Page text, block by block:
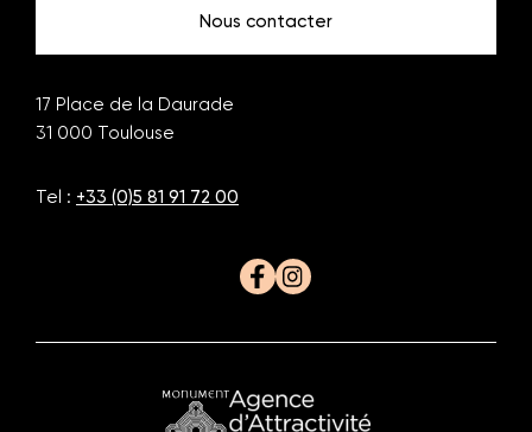
Nous contacter
17 Place de la Daurade
31 000 Toulouse
Tel : +33 (0)5 81 91 72 00
FacebookInstagram